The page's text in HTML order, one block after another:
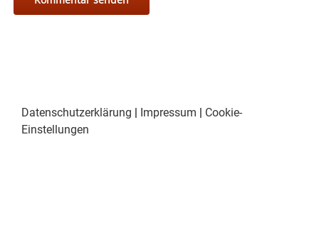
Datenschutzerklärung | Impressum | Cookie-
Einstellungen